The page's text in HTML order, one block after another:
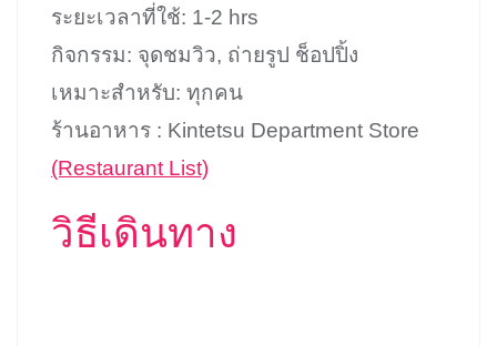
ระยะเวลาที่ใช้: 1-2 hrs
กิจกรรม: จุดชมวิว, ถ่ายรูป ช็อปปิ้ง
เหมาะสำหรับ: ทุกคน
ร้านอาหาร : Kintetsu Department Store
(Restaurant List)
วิธีเดินทาง